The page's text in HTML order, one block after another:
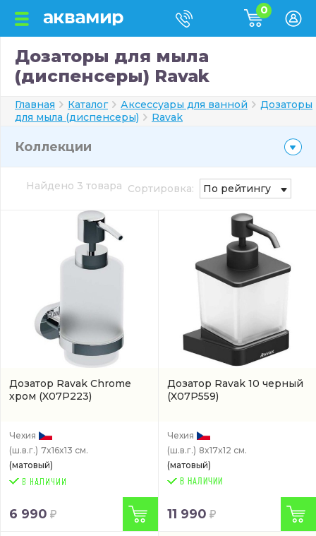
0
Дозаторы для мыла
(диспенсеры) Ravak
Главная Каталог Аксессуары для ванной
Дозаторы
для мыла (диспенсеры)
Ravak
Коллекции
Найдено 3 товара Сортировка: По рейтингу
Дозатор Ravak Chrome
хром (X07P223)
Чехия
(ш.в.г.) 7x16x13 см.
(матовый)
6 990
Дозатор Ravak 10 черный
(X07P559)
Чехия
(ш.в.г.) 8x17x12 см.
(матовый)
В НАЛИЧИИ
11 990